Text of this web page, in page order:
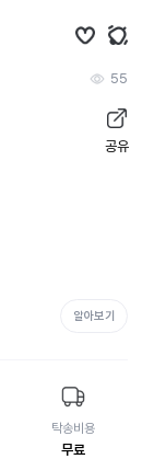
55
공유
알아보기
탁송비용
무료